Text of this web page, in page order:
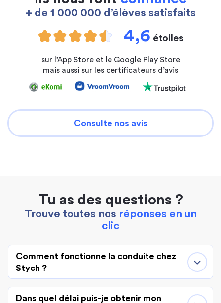
+ de 1 000 000 d’élèves satisfaits
4,6 étoiles
sur l’App Store et le Google Play Store
mais aussi sur les certificateurs d’avis
Consulte nos avis
Tu as des questions ?
Trouve toutes nos réponses en un
clic
Comment fonctionne la conduite chez
Stych ?
Dans quel délai puis-je obtenir mon